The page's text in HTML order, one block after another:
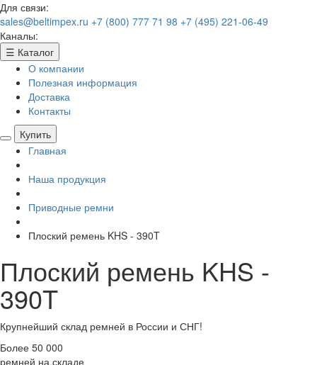
Для связи:
sales@beltimpex.ru +7 (800) 777 71 98 +7 (495) 221-06-49
Каналы:
☰ Каталог
О компании
Полезная информация
Доставка
Контакты
Купить
Главная
Наша продукция
Приводные ремни
Плоский ремень KHS - 390T
Плоский ремень KHS -
390T
Крупнейший склад ремней в России и СНГ!
Более 50 000
ремней на складе